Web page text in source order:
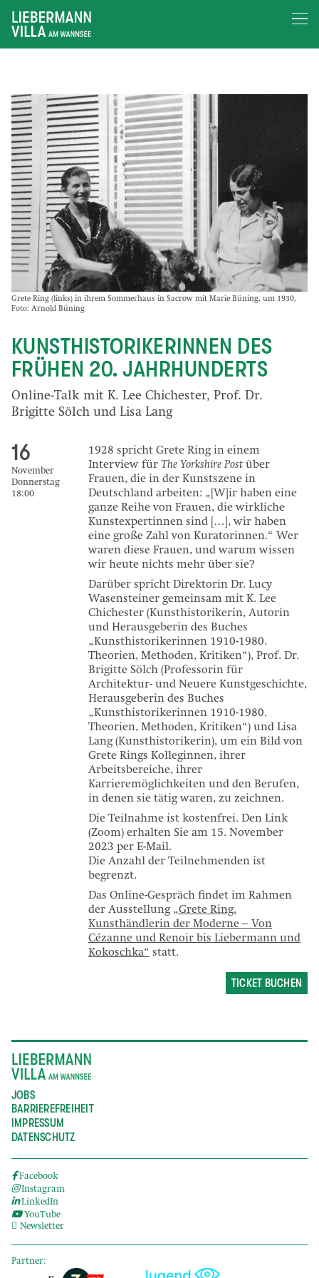
Grete Ring (links) in ihrem Sommerhaus in Sacrow mit Marie Büning, um 1930,
Foto: Arnold Büning
KUNSTHISTORIKERINNEN DES
FRÜHEN 20. JAHRHUNDERTS
Online-Talk mit K. Lee Chichester, Prof. Dr.
Brigitte Sölch und Lisa Lang
1928 spricht Grete Ring in einem
Interview für The Yorkshire Postüber
Frauen, die in der Kunstszene in
Deutschland arbeiten: „[W]ir haben eine
ganze Reihe von Frauen, die wirkliche
Kunstexpertinnen sind […], wir haben
eine große Zahl von Kuratorinnen.“ Wer
waren diese Frauen, und warum wissen
wir heute nichts mehr über sie?
Darüber spricht Direktorin Dr. Lucy
Wasensteiner gemeinsam mit K. Lee
Chichester (Kunsthistorikerin, Autorin
und Herausgeberin des Buches
„Kunsthistorikerinnen 1910-1980.
Theorien, Methoden, Kritiken“), Prof. Dr.
Brigitte Sölch (Professorin für
Architektur- und Neuere Kunstgeschichte,
Herausgeberin des Buches
„Kunsthistorikerinnen 1910-1980.
Theorien, Methoden, Kritiken“) und Lisa
Lang (Kunsthistorikerin), um ein Bild von
Grete Rings Kolleginnen, ihrer
Arbeitsbereiche, ihrer
Karrieremöglichkeiten und den Berufen,
in denen sie tätig waren, zu zeichnen.
Die Teilnahme ist kostenfrei. Den Link
(Zoom) erhalten Sie am 15. November
2023 per E-Mail.
Die Anzahl der Teilnehmenden ist
begrenzt.
Das Online-Gespräch findet im Rahmen
der Ausstellung „Grete Ring.
Kunsthändlerin der Moderne – Von
Cézanne und Renoir bis Liebermann und
Kokoschka“ statt.
16
November
Donnerstag
18:00
TICKET BUCHEN
JOBS
BARRIEREFREIHEIT
IMPRESSUM
DATENSCHUTZ
Facebook
Instagram
LinkedIn
YouTube
Newsletter
Partner: